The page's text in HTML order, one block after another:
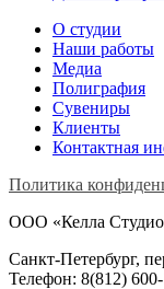
О студии
Наши работы
Медиа
Полиграфия
Сувениры
Клиенты
Контактная
Политика
ООО «Келла
Санкт-Петербург,
Телефон: 8(812)